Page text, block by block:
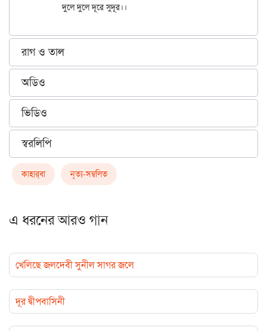
রাগ ও তাল
অডিও
ভিডিও
স্বরলিপি
কাহার্‌বা নৃত্য-সম্বলিত
এ ধরনের আরও গান
খেলিছে জলদেবী সুনীল সাগর জলে
দূর দ্বীপবাসিনী